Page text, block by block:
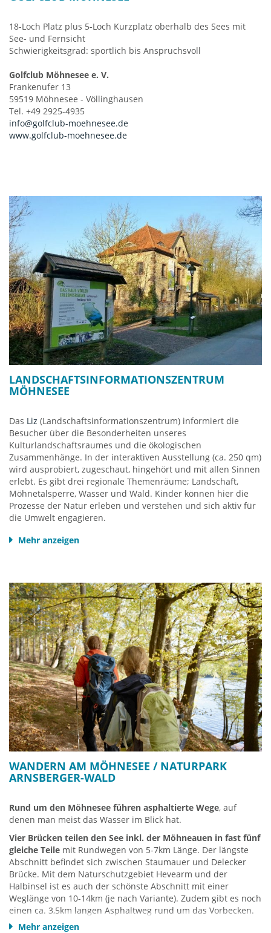
18-Loch Platz plus 5-Loch Kurzplatz oberhalb des Sees mit
See- und Fernsicht
Schwierigkeitsgrad: sportlich bis Anspruchsvoll
Golfclub Möhnesee e. V.
Frankenufer 13
59519 Möhnesee - Völlinghausen
Tel. +49 2925-4935
info@golfclub-moehnesee.de
www.golfclub-moehnesee.de
LANDSCHAFTSINFORMATIONSZENTRUM
MÖHNESEE
Das Liz (Landschaftsinformationszentrum) informiert die
Besucher über die Besonderheiten unseres
Kulturlandschaftsraumes und die ökologischen
Zusammenhänge. In der interaktiven Ausstellung (ca. 250 qm)
wird ausprobiert, zugeschaut, hingehört und mit allen Sinnen
erlebt. Es gibt drei regionale Themenräume; Landschaft,
Möhnetalsperre, Wasser und Wald. Kinder können hier die
Prozesse der Natur erleben und verstehen und sich aktiv für
die Umwelt engagieren.
Im Vortragsraum gibt es zudem eine 8minütige
Videodokumentation über die Talsperrenzerstörung von 1943.
Waldführungen, pädagogische Programme,
Kindergeburtstags- und Ferienaktionen und Führungen an,
die spannende Einblicke in die Natur und Landschaft der
Region vermitteln. Neu im Angebot sind geführte E-Bike-
Touren sowie begleitete Erwanderungen des Möhneseeturms
mit Erläuterungen landschaftlicher Besonderheiten.
Landschaftsinformationszentrum Wasser und Wald
Möhnesee e.V.
Brüningser Straße 2
59519 Möhnesee - Günne
Telefon 02924-84110
Fax 02924-859562
info@liz.de
Homepage
Mehr anzeigen
WANDERN AM MÖHNESEE / NATURPARK
ARNSBERGER-WALD
Rund um den Möhnesee führen asphaltierte Wege, auf
denen man meist das Wasser im Blick hat.
Vier Brücken teilen den See inkl. der Möhneauen in fast fünf
gleiche Teile mit Rundwegen von 5-7km Länge. Der längste
Abschnitt befindet sich zwischen Staumauer und Delecker
Brücke. Mit dem Naturschutzgebiet Hevearm und der
Halbinsel ist es auch der schönste Abschnitt mit einer
Weglänge von 10-14km (je nach Variante). Zudem gibt es noch
einen ca. 3,5km langen Asphaltweg rund um das Vorbecken.
Wählen Sie Ihren Spazierabschnitt ganz nach belieben.
Mehr anzeigen